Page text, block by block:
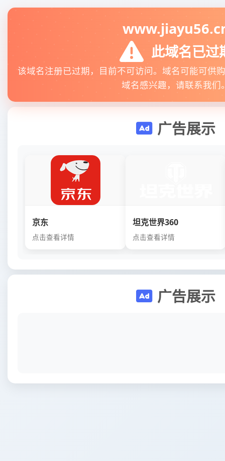
此域名已过
该域名注册已过期，目前不可访问。域名可能可供
域名感兴趣，请联系我们
广告展示
京东
点击查看详情
坦克世界360
点击查看详情
广告展示